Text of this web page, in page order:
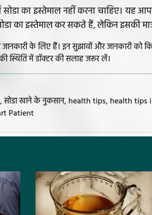
का इस्तेमाल नहीं करना चाहिए।
का इस्तेमाल कर सकते हैं, लेकिन इसकी
के लिए हैं। इन सुझावों और जानकारी को
स्थिति में डॉक्टर की सलाह जरूर लें।
खाने के नुकसान, health tips, health tips in
Patient